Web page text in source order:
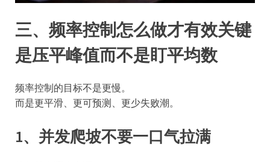
三、频率控制怎么做才有效关键
是压平峰值而不是盯平均数
频率控制的目标不是更慢。
而是更平滑、更可预测、更少失败潮。
1、并发爬坡不要一口气拉满